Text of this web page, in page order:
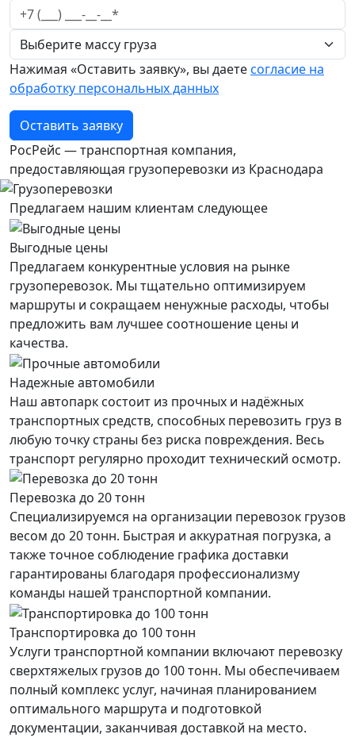
Нажимая «Оставить заявку», вы даетесогласие на
обработку персональных данных
Оставить заявку
РосРейс — транспортная компания,
предоставляющая грузоперевозки из Краснодара
Предлагаем нашим клиентам следующее
Выгодные цены
Предлагаем конкурентные условия на рынке
грузоперевозок. Мы тщательно оптимизируем
маршруты и сокращаем ненужные расходы, чтобы
предложить вам лучшее соотношение цены и
качества.
Надежные автомобили
Наш автопарк состоит из прочных и надёжных
транспортных средств, способных перевозить груз в
любую точку страны без риска повреждения. Весь
транспорт регулярно проходит технический осмотр.
Перевозка до 20 тонн
Специализируемся на организации перевозок грузов
весом до 20 тонн. Быстрая и аккуратная погрузка, а
также точное соблюдение графика доставки
гарантированы благодаря профессионализму
команды нашей транспортной компании.
Транспортировка до 100 тонн
Услуги транспортной компании включают перевозку
сверхтяжелых грузов до 100 тонн. Мы обеспечиваем
полный комплекс услуг, начиная планированием
оптимального маршрута и подготовкой
документации, заканчивая доставкой на место.